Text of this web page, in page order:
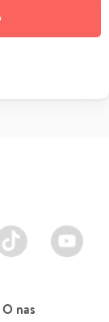
Youtube
O nas